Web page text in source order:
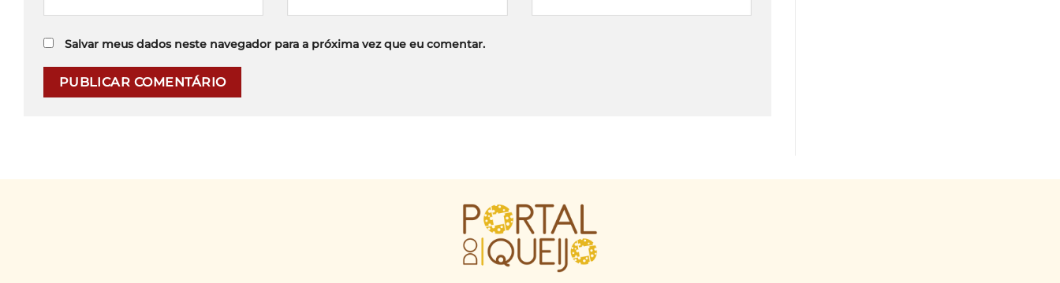
Salvar meus dados neste navegador para a próxima vez que eu comentar.